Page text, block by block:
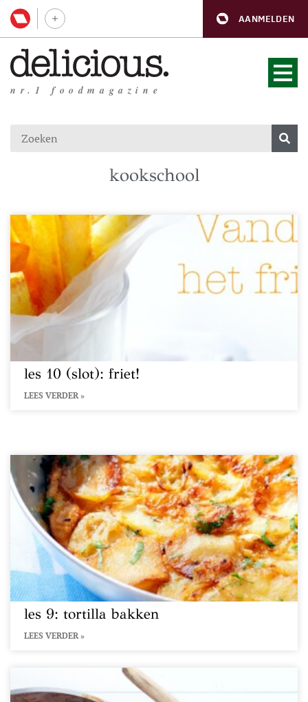
AANMELDEN
nr.1 foodmagazine
kookschool
les 10 (slot): friet!
LEES VERDER »
les 9: tortilla bakken
LEES VERDER »